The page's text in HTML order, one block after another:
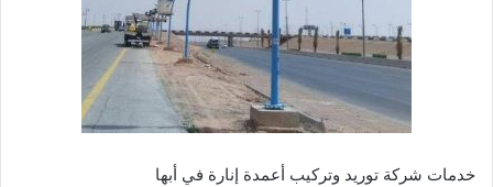
خدمات شركة توريد وتركيب أعمدة إنارة في أبها